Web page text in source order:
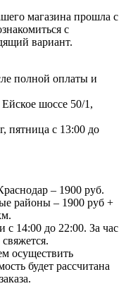
магазина прошла с
с
вариант.
полной оплаты и
шоссе 50/1,
пятница с 13:00 до
– 1900 руб.
районы – 1900 руб +
с 14:00 до 22:00. За час
осуществить
будет рассчитана